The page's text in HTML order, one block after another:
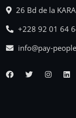
26 Bd de la
+228 92 01 64
info@pay-